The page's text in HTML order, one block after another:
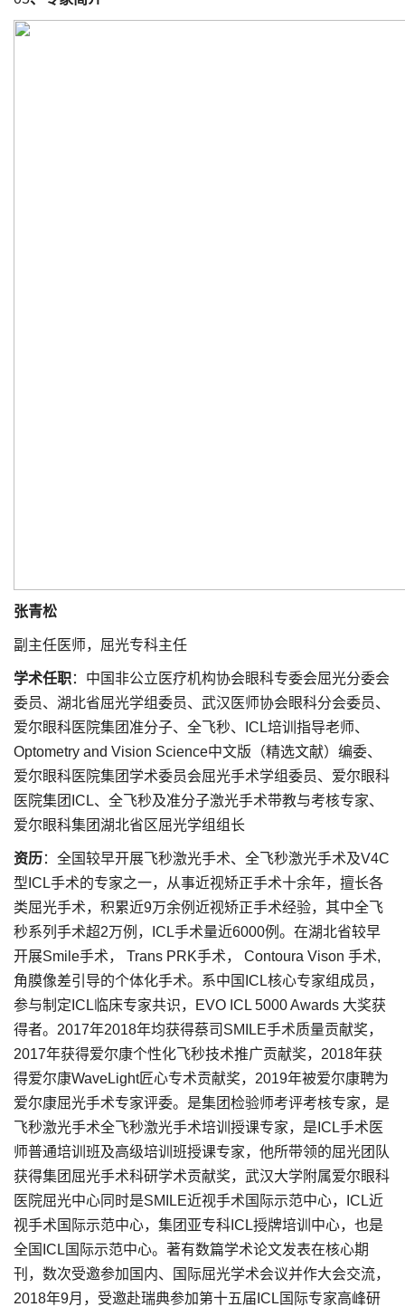
张青松
副主任医师，屈光专科主任
学术任职：中国非公立医疗机构协会眼科专委会屈光分委会
委员、湖北省屈光学组委员、武汉医师协会眼科分会委员、
爱尔眼科医院集团准分子、全飞秒、ICL培训指导老师、
Optometry and Vision Science中文版（精选文献）编委、
爱尔眼科医院集团学术委员会屈光手术学组委员、爱尔眼科
医院集团ICL、全飞秒及准分子激光手术带教与考核专家、
爱尔眼科集团湖北省区屈光学组组长
资历：全国较早开展飞秒激光手术、全飞秒激光手术及V4C
型ICL手术的专家之一，从事近视矫正手术十余年，擅长各
类屈光手术，积累近9万余例近视矫正手术经验，其中全飞
秒系列手术超2万例，ICL手术量近6000例。在湖北省较早
开展Smile手术， Trans PRK手术， Contoura Vison 手术,
角膜像差引导的个体化手术。系中国ICL核心专家组成员，
参与制定ICL临床专家共识，EVO ICL 5000 Awards 大奖获
得者。2017年2018年均获得蔡司SMILE手术质量贡献奖，
2017年获得爱尔康个性化飞秒技术推广贡献奖，2018年获
得爱尔康WaveLight匠心专术贡献奖，2019年被爱尔康聘为
爱尔康屈光手术专家评委。是集团检验师考评考核专家，是
飞秒激光手术全飞秒激光手术培训授课专家，是ICL手术医
师普通培训班及高级培训班授课专家，他所带领的屈光团队
获得集团屈光手术科研学术贡献奖，武汉大学附属爱尔眼科
医院屈光中心同时是SMILE近视手术国际示范中心，ICL近
视手术国际示范中心，集团亚专科ICL授牌培训中心，也是
全国ICL国际示范中心。著有数篇学术论文发表在核心期
刊，数次受邀参加国内、国际屈光学术会议并作大会交流，
2018年9月，受邀赴瑞典参加第十五届ICL国际专家高峰研